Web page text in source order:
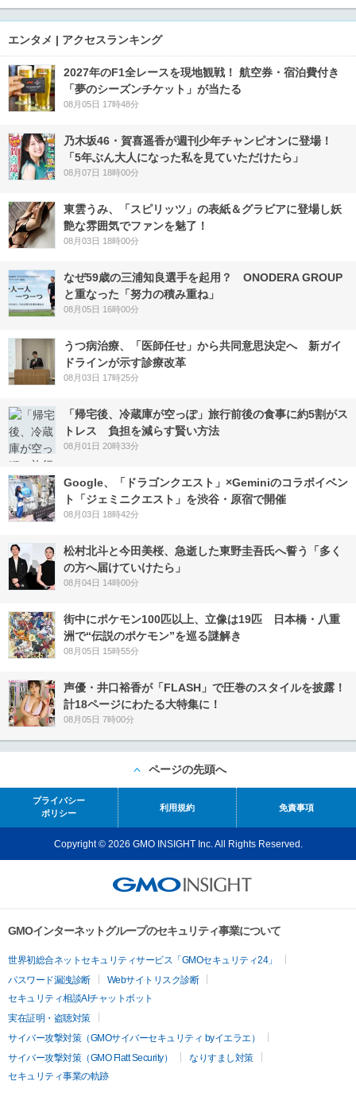
エンタメ | アクセスランキング
2027年のF1全レースを現地観戦！ 航空券・宿泊費付き
「夢のシーズンチケット」が当たる
08月05日 17時48分
乃木坂46・賀喜遥香が週刊少年チャンピオンに登場！
「5年ぶん大人になった私を見ていただけたら」
08月07日 18時00分
東雲うみ、「スピリッツ」の表紙＆グラビアに登場し妖
艶な雰囲気でファンを魅了！
08月03日 18時00分
なぜ59歳の三浦知良選手を起用？ ONODERA GROUP
と重なった「努力の積み重ね」
08月05日 16時00分
うつ病治療、「医師任せ」から共同意思決定へ 新ガイ
ドラインが示す診療改革
08月03日 17時25分
「帰宅後、冷蔵庫が空っぽ」旅行前後の食事に約5割がス
トレス 負担を減らす賢い方法
08月01日 20時33分
Google、「ドラゴンクエスト」×Geminiのコラボイベン
ト「ジェミニクエスト」を渋谷・原宿で開催
08月03日 18時42分
松村北斗と今田美桜、急逝した東野圭吾氏へ誓う「多く
の方へ届けていけたら」
08月04日 14時00分
街中にポケモン100匹以上、立像は19匹 日本橋・八重
洲で“伝説のポケモン”を巡る謎解き
08月05日 15時55分
声優・井口裕香が「FLASH」で圧巻のスタイルを披露！
計18ページにわたる大特集に！
08月05日 7時00分
ページの先頭へ
プライバシー
ポリシー
利用規約 免責事項
Copyright © 2026 GMO INSIGHT Inc. All Rights Reserved.
GMOインターネットグループのセキュリティ事業について
世界初総合ネットセキュリティサービス「GMOセキュリティ24」
パスワード漏洩診断
Webサイトリスク診断
セキュリティ相談AIチャットボット
実在証明・盗聴対策
サイバー攻撃対策（GMOサイバーセキュリティ byイエラエ）
サイバー攻撃対策（GMO Flatt Security）
なりすまし対策
セキュリティ事業の軌跡